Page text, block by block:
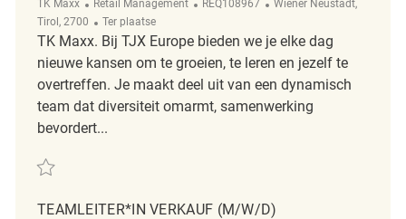
TK Maxx Retail Management REQ108967
Wiener Neustadt,
Tirol, 2700
Afgelegen
Ter plaatse
TK Maxx. Bij TJX Europe bieden we je elke dag
nieuwe kansen om te groeien, te leren en jezelf te
overtreffen. Je maakt deel uit van een dynamisch
team dat diversiteit omarmt, samenwerking
bevordert...
Redden Teamleiter Verkauf (m/w/d) REQ108967
TEAMLEITER*IN VERKAUF (M/W/D)